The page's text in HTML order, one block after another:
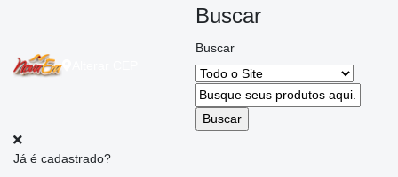
Buscar
Buscar
Já é cadastrado?